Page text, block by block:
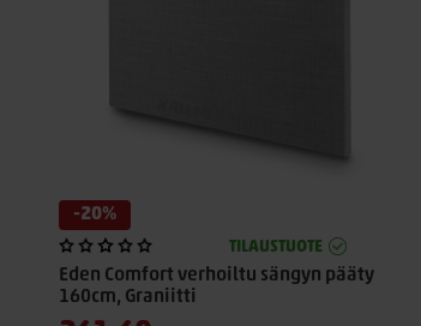
-20%
TILAUSTUOTE
Eden Comfort verhoiltu sängyn pääty
160cm, Graniitti